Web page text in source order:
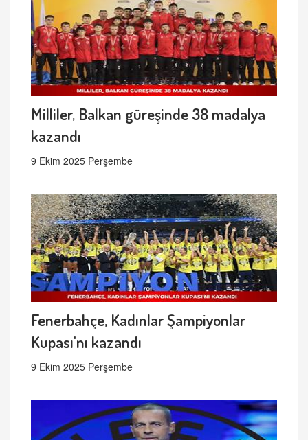
Milliler, Balkan güreşinde 38 madalya
kazandı
9 Ekim 2025 Perşembe
Fenerbahçe, Kadınlar Şampiyonlar
Kupası'nı kazandı
9 Ekim 2025 Perşembe